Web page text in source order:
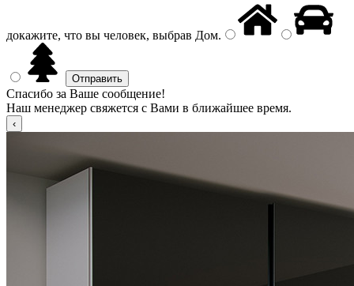
докажите, что вы человек, выбрав Дом.
Спасибо за Ваше сообщение!
Наш менеджер свяжется с Вами в ближайшее время.